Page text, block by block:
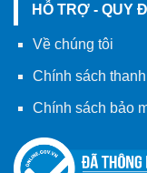
HỖ TRỢ - QUY
Về chúng tôi
Chính sách
Chính sách bảo